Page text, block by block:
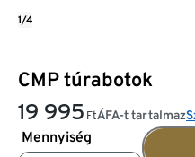
CMP túrabotok
19 995 FtÁFA-t tartalmaz
Mennyiség
1/4